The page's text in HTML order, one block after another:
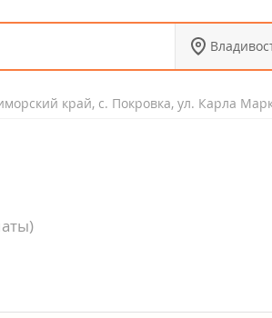
край, с. Покровка, ул. Карла